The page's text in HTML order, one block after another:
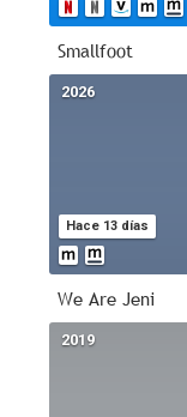
Smallfoot
Hace 13 días
2026
We Are Jeni
2019